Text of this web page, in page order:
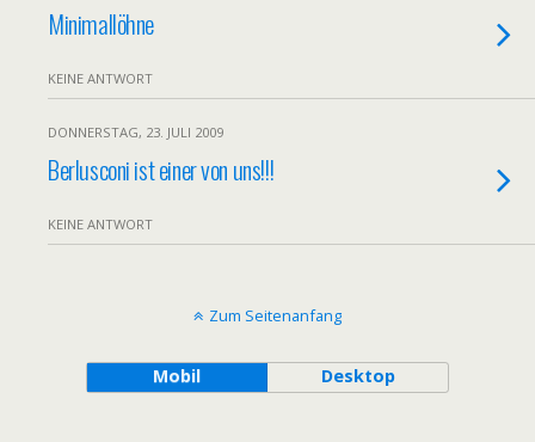
Minimallöhne
KEINE ANTWORT
DONNERSTAG, 23. JULI 2009
Berlusconi ist einer von uns!!!
KEINE ANTWORT
Zum Seitenanfang
Mobil Desktop